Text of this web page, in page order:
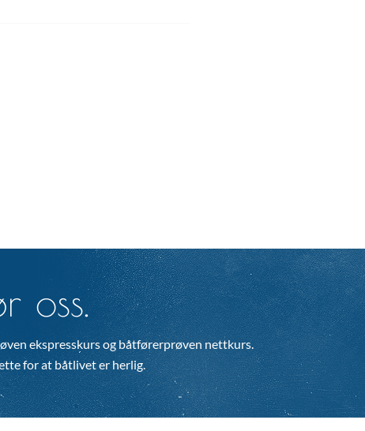
oss.
ekspresskurs og båtførerprøven nettkurs.
for at båtlivet er herlig.